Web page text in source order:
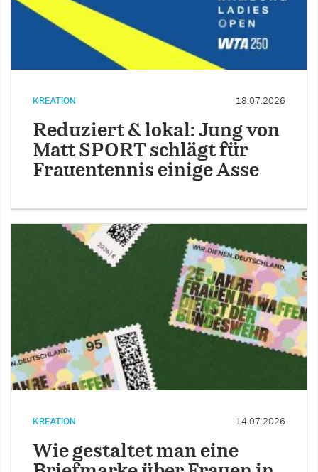
KREATION 18.07.2026
Reduziert & lokal: Jung von
Matt SPORT schlägt für
Frauentennis einige Asse
KREATION 14.07.2026
Wie gestaltet man eine